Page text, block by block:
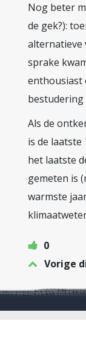
Nog beter
de gek?):
sprake
enthousiast
bestudering
Als de
is de laatste
het laatste
gemeten is
warmste
0
Vorige